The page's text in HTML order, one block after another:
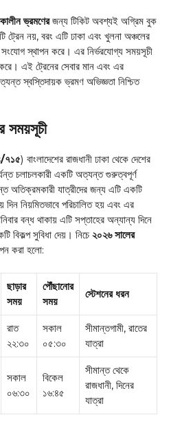
ভ্রমণেরজন্য টিকিট অবশ্যই অগ্রিম বুক
ট্রেন নয়, বরং এটি ঢাকা এবং খুলনা অঞ্চলের
স্থাপন করে। এর নির্ভরযোগ্য সময়সূচী
এই ট্রেনের সেবার মান এবং এর
স্বস্তিদায়ক ভ্রমণ অভিজ্ঞতা নিশ্চিত
সময়সূচী
৭১৫) বাংলাদেশের রাজধানী ঢাকা থেকে দেশের
চলাচলকারী একটি অত্যন্ত গুরুত্বপূর্ণ
অতিক্রমকারী যাত্রীদের জন্য এটি একটি
নিয়মিতভাবে পরিচালিত হয় এবং এর
বন্ধ থাকায় এটি সপ্তাহের অন্যান্য দিনে
বিকল্প সুবিধা দেয়। নিচে ২০২৬ সালের
করা হলো:
ছাড়ার
সময়
পৌঁছানোর
সময়
স্টেশনের ধরন
রাত
২২:৩০
সকাল
০৫:৩০
সীমান্তগামী, রাতের
যাত্রা
সকাল
০৬:৩০
বিকেল
১৬:৪৫
সীমান্ত থেকে
রাজধানী, দিনের
যাত্রা